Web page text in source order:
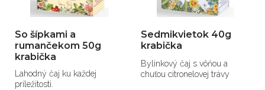
So šípkami a
rumančekom 50g
krabička
Lahodný čaj ku každej
príležitosti.
Sedmikvietok 40g
krabička
Bylinkový čaj s vôňou a
chuťou citronelovej trávy